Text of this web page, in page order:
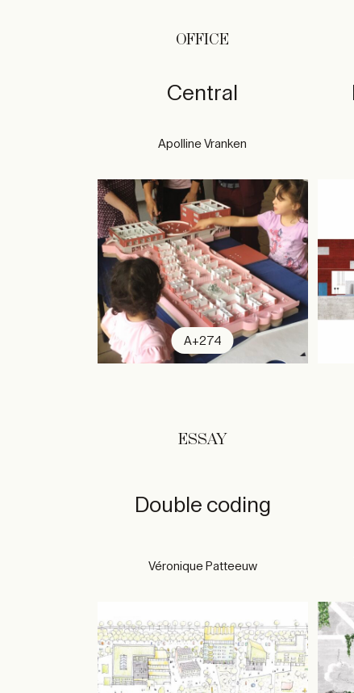
OFFICE
Central
Apolline Vranken
A+274
ESSAY
Double coding
Véronique Patteeuw